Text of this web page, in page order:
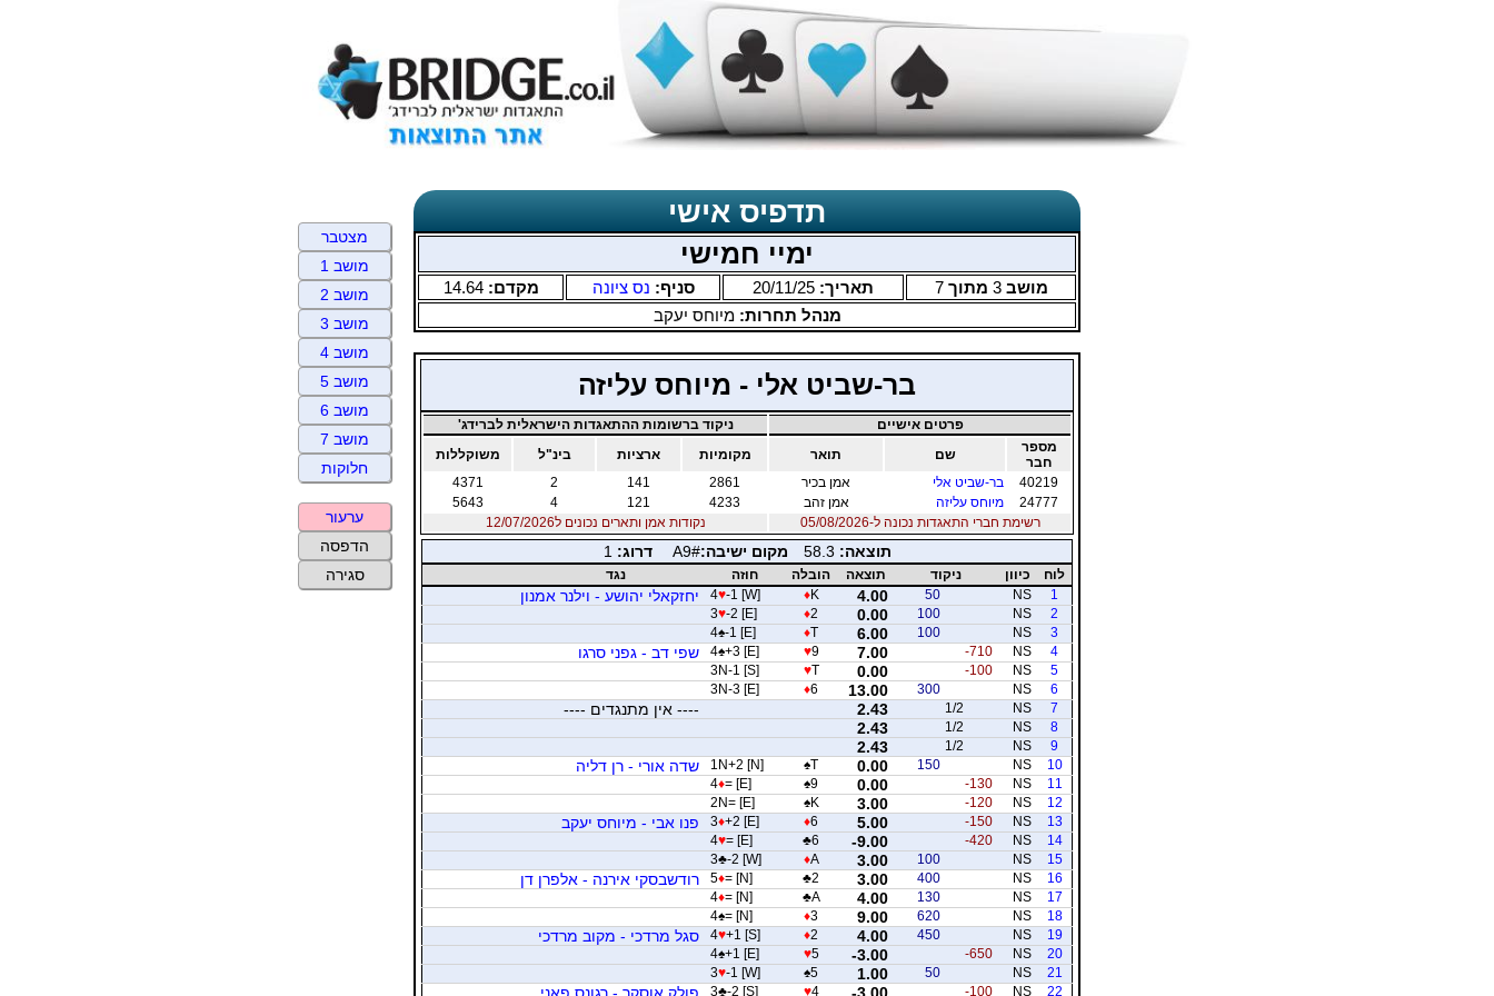
תדפיס אישי
ימיי חמישי
מושב3 מתוך7 תאריך: 20/11/25 סניף: נס ציונה מקדם:14.64
מנהל תחרות:מיוחס יעקב
בר-שביט אלי - מיוחס עליזה
פרטים אישיים
ניקוד ברשומות ההתאגדות הישראלית לברידג'
מספר
חבר
שם תואר מקומיות ארציות בינ"ל
משוקללות
40219
בר-שביט אלי אמן בכיר 2861
141
2
4371
24777
מיוחס עליזה אמן זהב 4233
121
4
5643
רשימת חברי התאגדות נכונה ל-05/08/2026
נקודות אמן ותארים נכונים ל12/07/2026
תוצאה: 58.3 מקום ישיבה:A9# דרוג: 1
לוח כיוון ניקוד תוצאה הובלה חוזה
נגד
1
NS
50
4.00
♦K
4♥-1 [W] יחזקאלי יהושע - וילנר אמנון
2
NS
100
0.00
♦2
3♥-2 [E]
3
NS
100
6.00
♦T
4♠-1 [E]
4
NS
-710
7.00
♥9
4♠+3 [E] שפי דב - גפני סרגו
5
NS
-100
0.00
♥T
3N-1 [S]
6
NS
300
13.00
♦6
3N-3 [E]
7
NS
1/2
2.43 ---- אין מתנגדים ----
8
NS
1/2
2.43
9
NS
1/2
2.43
10
NS
150
0.00
♠T
1N+2 [N] שדה אורי - רן דליה
11
NS
-130
0.00
♠9
4♦= [E]
12
NS
-120
3.00
♠K
2N= [E]
13
NS
-150
5.00
♦6
3♦+2 [E] פנו אבי - מיוחס יעקב
14
NS
-420
-9.00
♣6
4♥= [E]
15
NS
100
3.00
♦A
3♣-2 [W]
16
NS
400
3.00
♣2
5♦= [N] רודשבסקי אירנה - אלפרן דן
17
NS
130
4.00
♣A
4♦= [N]
18
NS
620
9.00
♦3
4♠= [N]
19
NS
450
4.00
♦2
4♥+1 [S] סגל מרדכי - מקוב מרדכי
20
NS
-650
-3.00
♥5
4♠+1 [E]
21
NS
50
1.00
♠5
3♥-1 [W]
22
NS
-100
-3.00
♥4
3♣-2 [S] פולק אוסקר - רגונס פאני
מצטבר
מושב 1
מושב 2
מושב 3
מושב 4
מושב 5
מושב 6
מושב 7
חלוקות
ערעור
הדפסה
סגירה